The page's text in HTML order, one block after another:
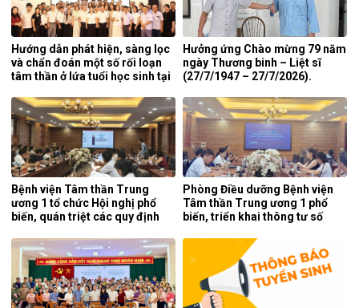
Hướng dẫn phát hiện, sàng lọc
và chẩn đoán một số rối loạn
tâm thần ở lứa tuổi học sinh tại
Hưởng ứng Chào mừng 79 năm
ngày Thương binh – Liệt sĩ
(27/7/1947 – 27/7/2026).
Bệnh viện Tâm thần Trung
ương 1 tổ chức Hội nghị phổ
biến, quán triệt các quy định
Phòng Điều dưỡng Bệnh viện
Tâm thần Trung ương 1 phổ
biến, triển khai thông tư số
chuyên môn của điều dưỡng.